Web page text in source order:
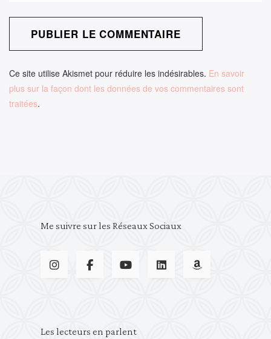
Ce site utilise Akismet pour réduire les indésirables. En savoir
plus sur la façon dont les données de vos commentaires sont
traitées.
Me suivre sur les Réseaux Sociaux
Les lecteurs en parlent